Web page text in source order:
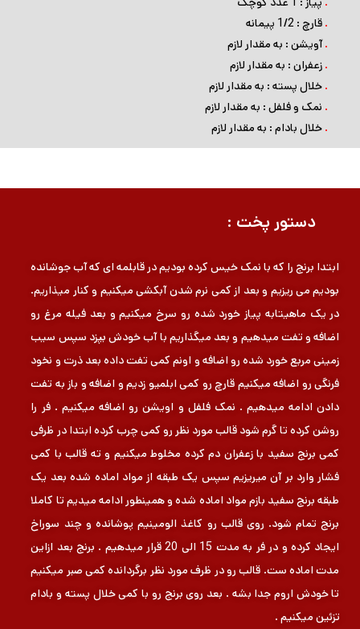
. قارچ : 1/2 پیمانه
.آویشن : به مقدار لازم
. زعفران : به مقدار لازم
. خلال پسته : به مقدار لازم
. نمک و فلفل : به مقدار لازم
. خلال بادام : به مقدار لازم
دستور پخت :
ابتدا برنج را که با نمک خیس کرده بودیم در قابلمه ای که آب جوشانده
بودیم می ریزیم و بعد از کمی نرم شدن آبکشی میکنیم و کنار میذاریم.
در یک ماهیتابه پیاز خورد شده رو سرخ میکنیم و بعد فیله مرغ رو
اضافه و تفت میدهیم و بعد میگذاریم با آب خودش بپزد سپس سیب
زمینی مربع خورد شده رو اضافه و اونم کمی تفت داده بعد ذرت و نخود
فرنگی رو اضافه میکنیم قارچ رو کمی ابلمیو زدیم و اضافه و باز به تفت
دادن ادامه میدهیم . نمک فلفل و اویشن رو اضافه میکنیم . فر را
روشن کرده تا گرم شود قالب مورد نظر رو کمی چرب کرده ابتدا در ظرفی
کمی برنج سفید با زعفران دم کرده مخلوط میکنیم و ته قالب با کمی
فشار وارد بر آن میریزیم سپس یک طبقه از مواد اماده شده بعد یک
طبقه برنج سفید بازم مواد اماده شده و همینطور ادامه میدیم تا کاملا
برنج تمام شود. روی قالب رو کاغذ الومینیم پوشانده و چند سوراخ
ایجاد کرده و در فر به مدت 15 الی 20 قرار میدهیم . برنج بعد ازاین
مدت اماده ست. قالب رو در ظرف مورد نظر برگردانده کمی صبر میکنیم
تا خودش اروم جدا بشه . بعد روی برنج رو با کمی خلال پسته و بادام
تزئین میکنیم .